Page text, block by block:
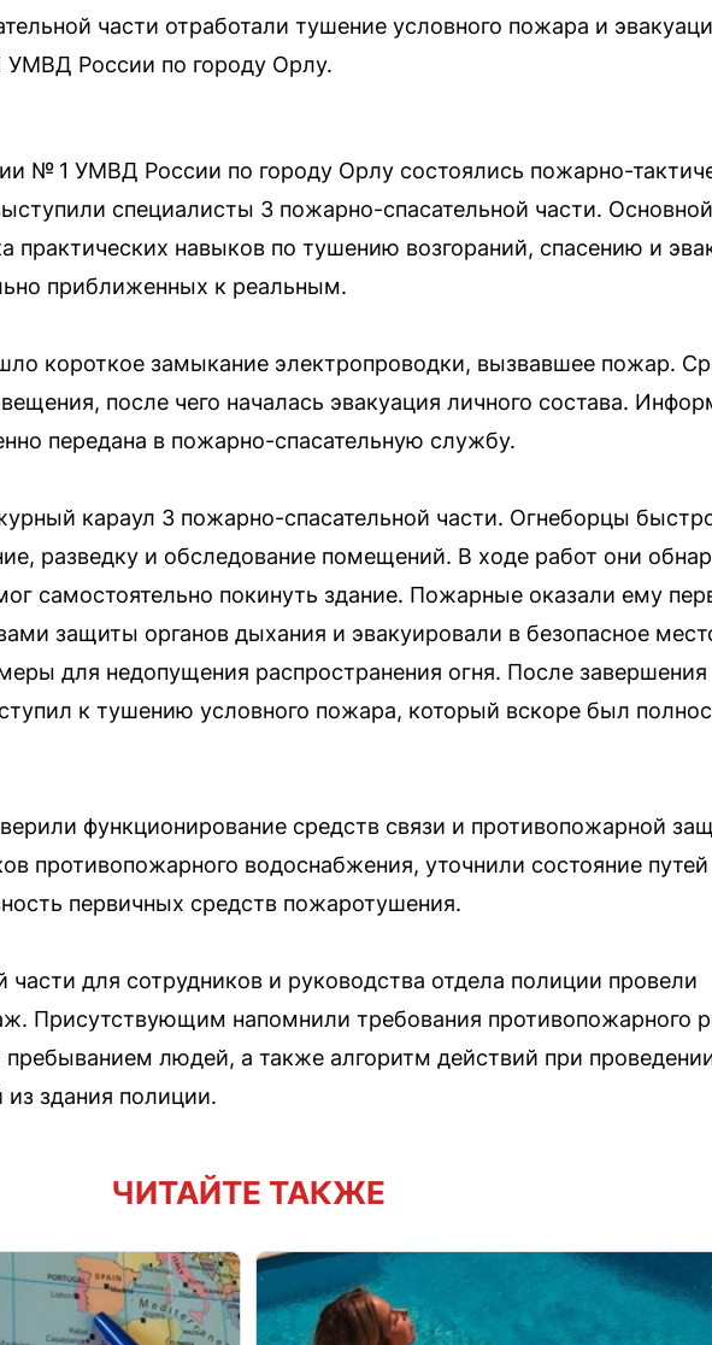
части отработали тушение условного пожара и
УМВД России по городу Орлу.
№ 1 УМВД России по городу Орлу состоялись пожарно-
специалисты 3 пожарно-спасательной части.
практических навыков по тушению возгораний, спасению и
приближенных к реальным.
короткое замыкание электропроводки, вызвавшее пожар.
после чего началась эвакуация личного состава.
передана в пожарно-спасательную службу.
караул 3 пожарно-спасательной части. Огнеборцы
разведку и обследование помещений. В ходе работ они
самостоятельно покинуть здание. Пожарные оказали ему
защиты органов дыхания и эвакуировали в безопасное
для недопущения распространения огня. После завершения
к тушению условного пожара, который вскоре был
функционирование средств связи и противопожарной
противопожарного водоснабжения, уточнили состояние путей
первичных средств пожаротушения.
для сотрудников и руководства отдела полиции провели
Присутствующим напомнили требования противопожарного
людей, а также алгоритм действий при
здания полиции.
ЧИТАЙТЕ ТАКЖЕ